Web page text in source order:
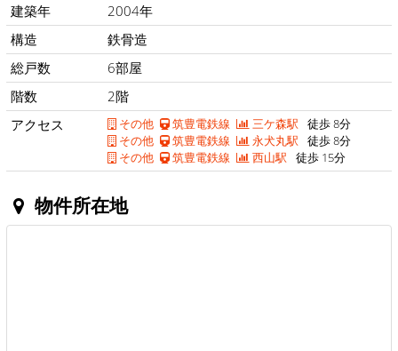
建築年
2004年
構造
鉄骨造
総戸数
6部屋
階数
2階
アクセス
その他 筑豊電鉄線 三ケ森駅 徒歩 8分
その他
筑豊電鉄線 永犬丸駅 徒歩 8分
その他
筑豊電鉄線 西山駅 徒歩 15分
物件所在地